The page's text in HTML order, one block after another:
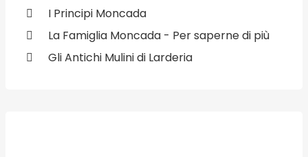
I Principi Moncada
La Famiglia Moncada - Per saperne di più
Gli Antichi Mulini di Larderia